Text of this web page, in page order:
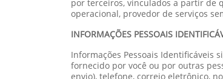
por terceiros, vinculados a partir de
operacional, provedor de serviços
INFORMAÇÕES PESSOAIS
Informações Pessoais Identificáveis
fornecido por você ou por outras
envio), telefone, correio eletrônico,